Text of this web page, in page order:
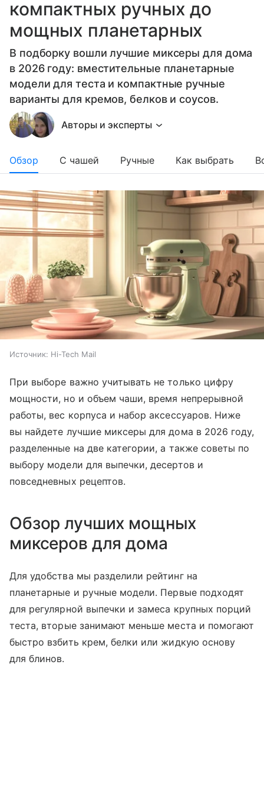
компактных ручных до
мощных планетарных
В подборку вошли лучшие миксеры для дома
в 2026 году: вместительные планетарные
модели для теста и компактные ручные
варианты для кремов, белков и соусов.
Авторы и эксперты
Обзор С чашей Ручные Как выбрать
Источник: Hi-Tech Mail
При выборе важно учитывать не только цифру
мощности, но и объем чаши, время непрерывной
работы, вес корпуса и набор аксессуаров. Ниже
вы найдете лучшие миксеры для дома в 2026 году,
разделенные на две категории, а также советы по
выбору модели для выпечки, десертов и
повседневных рецептов.
Обзор лучших мощных
миксеров для дома
Для удобства мы разделили рейтинг на
планетарные и ручные модели. Первые подходят
для регулярной выпечки и замеса крупных порций
теста, вторые занимают меньше места и помогают
быстро взбить крем, белки или жидкую основу
для блинов.